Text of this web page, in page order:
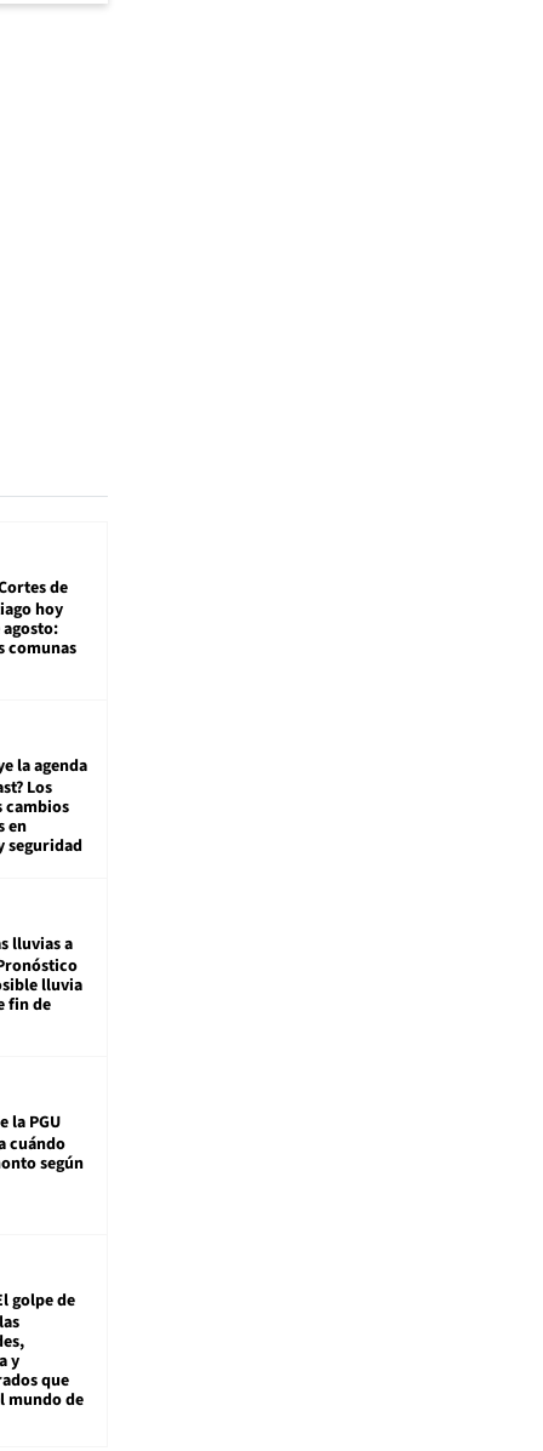
de
hoy
agosto:
comunas
la agenda
Los
cambios
en
seguridad
lluvias a
lluvia
fin de
la PGU
cuándo
según
golpe de
y
que
mundo de